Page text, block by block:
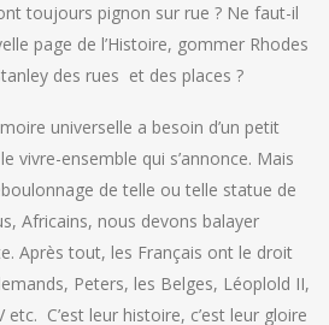
toujours pignon sur rue ? Ne faut-il
page de l’Histoire, gommer Rhodes
des rues et des places ?
universelle a besoin d’un petit
vivre-ensemble qui s’annonce. Mais
de telle ou telle statue de
Africains, nous devons balayer
Après tout, les Français ont le droit
Peters, les Belges, Léoplold II,
C’est leur histoire, c’est leur gloire